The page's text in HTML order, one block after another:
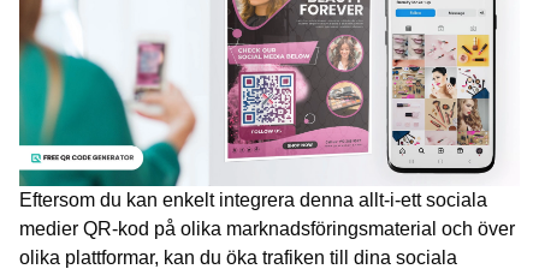
Eftersom du kan enkelt integrera denna allt-i-ett sociala
medier QR-kod på olika marknadsföringsmaterial och över
olika plattformar, kan du öka trafiken till dina sociala